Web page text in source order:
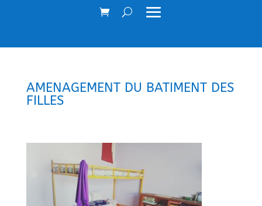
AMENAGEMENT DU BATIMENT DES
FILLES